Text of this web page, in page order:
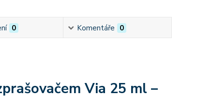
0 Komentáře 0
Via 25 ml –